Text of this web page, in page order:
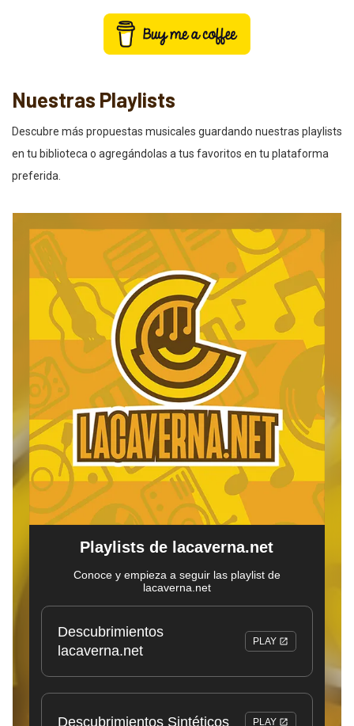
Nuestras Playlists
Descubre más propuestas musicales guardando nuestras playlists
en tu biblioteca o agregándolas a tus favoritos en tu plataforma
preferida.